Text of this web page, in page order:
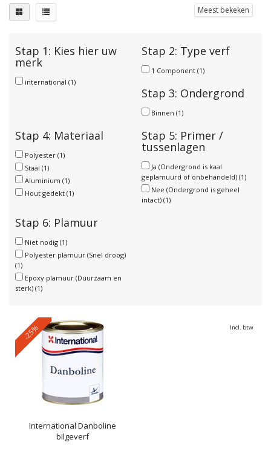
Meest bekeken
Stap 1: Kies hier uw
merk
international (1)
Stap 2: Type verf
1 Component (1)
Stap 3: Ondergrond
Binnen (1)
Stap 4: Materiaal
Polyester (1)
Staal (1)
Aluminium (1)
Hout gedekt (1)
Stap 5: Primer /
tussenlagen
Ja (Ondergrond is kaal
geplamuurd of onbehandeld) (1)
Nee (Ondergrond is geheel
intact) (1)
Stap 6: Plamuur
Niet nodig (1)
Polyester plamuur (Snel droog)
(1)
Epoxy plamuur (Duurzaam en
sterk) (1)
-25%
International Danboline
bilgeverf
Incl. btw